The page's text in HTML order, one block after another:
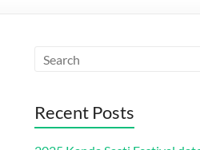
Recent Posts